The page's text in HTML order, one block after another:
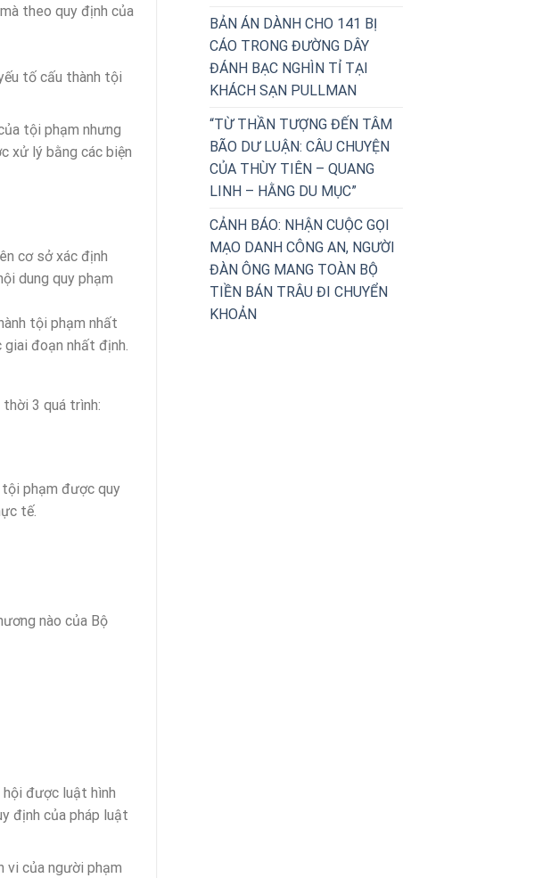
theo quy định của
tố cấu thành tội
tội phạm nhưng
xử lý bằng các biện
cơ sở xác định
dung quy phạm
tội phạm nhất
đoạn nhất định.
3 quá trình:
tội phạm được quy
tế.
nào của Bộ
hội được luật hình
định của pháp luật
vi của người phạm
BẢN ÁN DÀNH CHO 141 BỊ
CÁO TRONG ĐƯỜNG DÂY
ĐÁNH BẠC NGHÌN TỈ TẠI
KHÁCH SẠN PULLMAN
“TỪ THẦN TƯỢNG ĐẾN TÂM
BÃO DƯ LUẬN: CÂU CHUYỆN
CỦA THÙY TIÊN – QUANG
LINH – HẰNG DU MỤC”
CẢNH BÁO: NHẬN CUỘC GỌI
MẠO DANH CÔNG AN, NGƯỜI
ĐÀN ÔNG MANG TOÀN BỘ
TIỀN BÁN TRÂU ĐI CHUYỂN
KHOẢN